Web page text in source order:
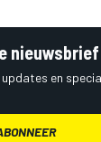
nieuwsbrief
en